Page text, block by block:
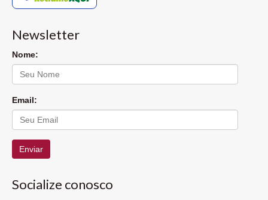
Newsletter
Nome:
Email:
Enviar
Socialize conosco